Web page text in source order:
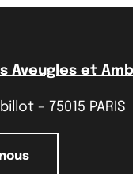
Aveugles et
- 75015 PARIS